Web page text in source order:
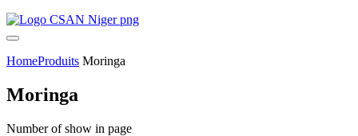
HomeProduits Moringa
Moringa
Number of show in page